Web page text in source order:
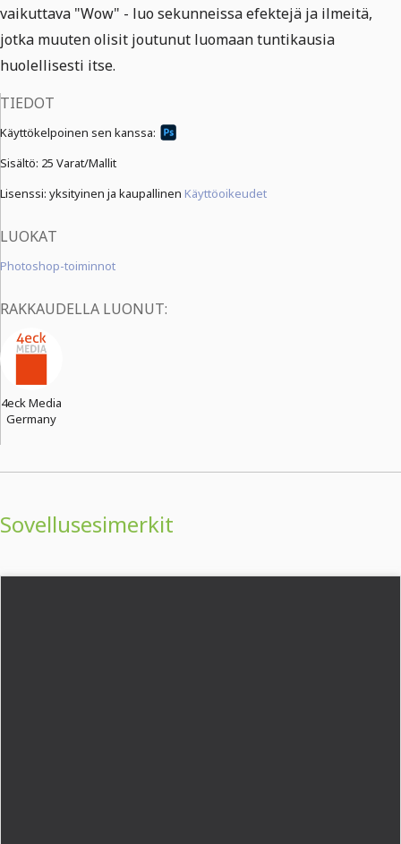
vaikuttava "Wow" - luo sekunneissa efektejä ja ilmeitä,
jotka muuten olisit joutunut luomaan tuntikausia
huolellisesti itse.
TIEDOT
Käyttökelpoinen sen kanssa:
Sisältö: 25 Varat/Mallit
Lisenssi: yksityinen ja kaupallinen Käyttöoikeudet
LUOKAT
Photoshop-toiminnot
RAKKAUDELLA LUONUT:
4eck Media
Germany
Sovellusesimerkit